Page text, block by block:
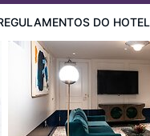
DO HOTEL